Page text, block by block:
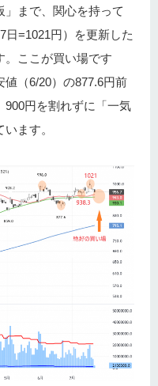
」まで、関心を持って
日=1021円）を更新した
ここが買い場です
（6/20）の877.6円前
900円を割れずに「一気
ます。